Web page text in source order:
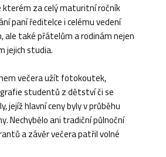
kterém za celý maturitní ročník
paní ředitelce i celému vedení
ale také přátelům a rodinám nejen
jejich studia.
večera užít fotokoutek,
studentů z dětství či se
jejíž hlavní ceny byly v průběhu
Nechybělo ani tradiční půlnoční
a závěr večera patřil volné